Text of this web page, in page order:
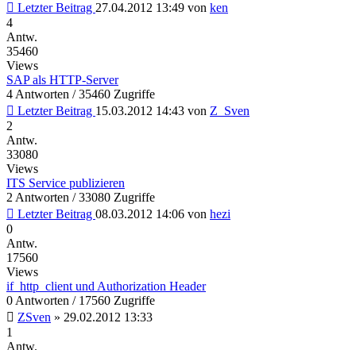
Letzter Beitrag 27.04.2012 13:49 von ken
4
Antw.
35460
Views
SAP als HTTP-Server
4 Antworten / 35460 Zugriffe
Letzter Beitrag 15.03.2012 14:43 von Z_Sven
2
Antw.
33080
Views
ITS Service publizieren
2 Antworten / 33080 Zugriffe
Letzter Beitrag 08.03.2012 14:06 von hezi
0
Antw.
17560
Views
if_http_client und Authorization Header
0 Antworten / 17560 Zugriffe
ZSven » 29.02.2012 13:33
1
Antw.